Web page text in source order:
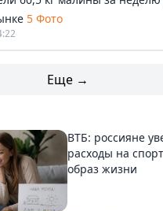
5 Фото
Еще →
ВТБ: россияне
расходы на
образ жизни